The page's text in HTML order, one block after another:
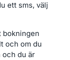
ett sms, välj
bokningen
och om du
och du är